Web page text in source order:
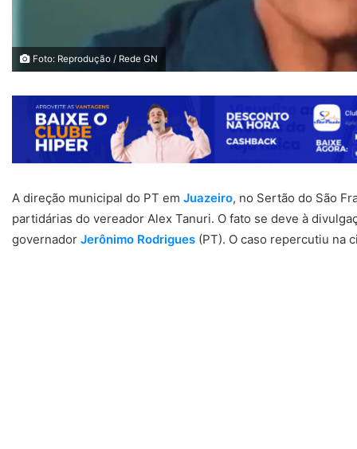
Foto: Reprodução / Rede GN
A direção municipal do PT em Juazeiro, no Sertão do São
partidárias do vereador Alex Tanuri. O fato se deve à
governador Jerônimo Rodrigues (PT). O caso repercutiu na